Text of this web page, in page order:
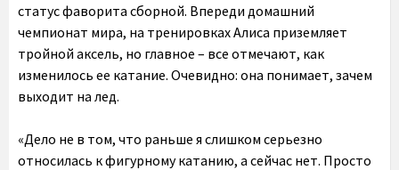
статус фаворита сборной. Впереди домашний
чемпионат мира, на тренировках Алиса приземляет
тройной аксель, но главное – все отмечают, как
изменилось ее катание. Очевидно: она понимает, зачем
выходит на лед.
«Дело не в том, что раньше я слишком серьезно
относилась к фигурному катанию, а сейчас нет. Просто